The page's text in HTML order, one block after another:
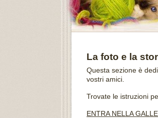
La foto e la
Questa sezione è
vostri amici.
Trovate le istruzioni
ENTRA NELLA